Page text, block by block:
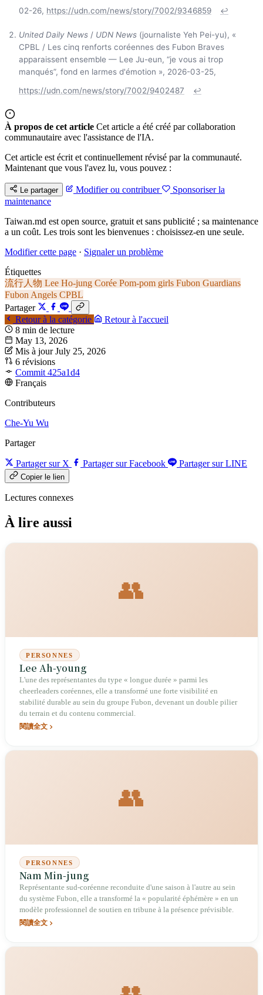
02-26, https://udn.com/news/story/7002/9346859 ↩
United Daily News / UDN News (journaliste Yeh Pei-yu), «
CPBL / Les cinq renforts coréennes des Fubon Braves
apparaissent ensemble — Lee Ju-eun, “je vous ai trop
manqués”, fond en larmes d'émotion », 2026-03-25,
https://udn.com/news/story/7002/9402487
↩
À propos de cet article Cet article a été créé par collaboration
communautaire avec l'assistance de l'IA.
Cet article est écrit et continuellement révisé par la communauté.
Maintenant que vous l'avez lu, vous pouvez :
Le partager Modifier ou contribuer
Sponsoriser la
maintenance
Taiwan.md est open source, gratuit et sans publicité ; sa maintenance
a un coût. Les trois sont les bienvenues : choisissez-en une seule.
Modifier cette page · Signaler un problème
Étiquettes
流行人物 Lee Ho-jung Corée Pom-pom girls Fubon Guardians
Fubon Angels CPBL
Partager
Retour à la catégorie
Retour à l'accueil
8 min de lecture
May 13, 2026
Mis à jour July 25, 2026
6 révisions
Commit 425a1d4
Français
Contributeurs
Che-Yu Wu
Partager
Partager sur X Partager sur Facebook Partager sur LINE
Copier le lien
Lectures connexes
À lire aussi
👥
PERSONNES
Lee Ah-young
L'une des représentantes du type « longue durée » parmi les
cheerleaders coréennes, elle a transformé une forte visibilité en
stabilité durable au sein du groupe Fubon, devenant un double pilier
du terrain et du contenu commercial.
閱讀全文
👥
PERSONNES
Nam Min-jung
Représentante sud-coréenne reconduite d'une saison à l'autre au sein
du système Fubon, elle a transformé la « popularité éphémère » en un
modèle professionnel de soutien en tribune à la présence prévisible.
閱讀全文